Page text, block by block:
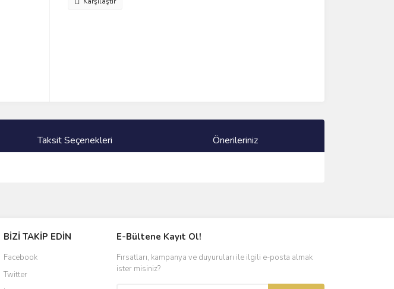
Taksit Seçenekleri Önerileriniz
BİZİ TAKİP EDİN
Facebook
Twitter
E-Bültene Kayıt Ol!
Fırsatları, kampanya ve duyuruları ile ilgili e-posta almak
ister misiniz?